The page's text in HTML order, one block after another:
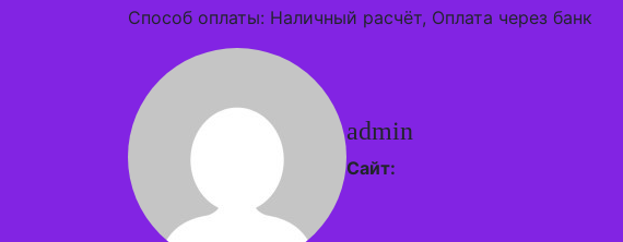
Способ оплаты: Наличный расчёт, Оплата через банк
admin
Сайт: